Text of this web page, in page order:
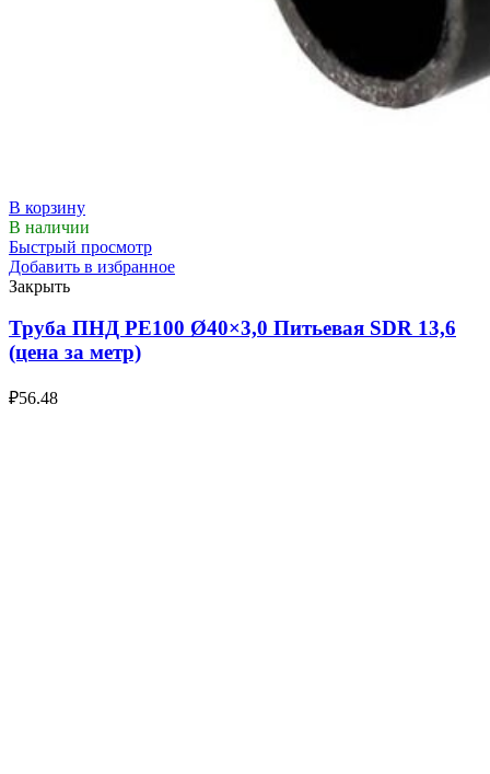
В корзину
В наличии
Быстрый просмотр
Добавить в избранное
Закрыть
Труба ПНД РЕ100 Ø40×3,0 Питьевая SDR 13,6
(цена за метр)
₽56.48